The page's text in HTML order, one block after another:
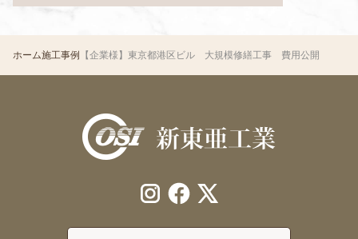
ホーム施工事例 【企業様】東京都港区ビル 大規模修繕工事 費用公開